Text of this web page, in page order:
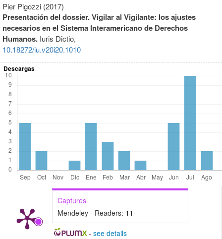
Pier Pigozzi (2017)
Presentación del dossier. Vigilar al Vigilante: los ajustes
necesarios en el Sistema Interamericano de Derechos
Humanos. Iuris Dictio,
10.18272/iu.v20i20.1010
Descargas
Captures
Mendeley - Readers: 11
- see details